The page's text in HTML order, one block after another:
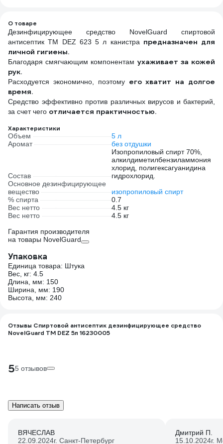
О товаре
Дезинфицирующее средство NovelGuard спиртовой
антисептик ТМ DEZ 623 5 л канистра предназначен для
личной гигиены.
Благодаря смягчающим компонентам ухаживает за кожей
рук.
Расходуется экономично, поэтомуего хватит на долгое
время.
Средство эффективно против различных вирусов и бактерий,
за счет чего отличается практичностью.
Характеристики
Объем
5 л
Аромат
без отдушки
Состав
Изопропиловый спирт 70%,
алкилдиметилбензиламмония
хлорид, полигексагуанидина
гидрохлорид.
Основное дезинфицирующее
вещество
изопропиловый спирт
% спирта
0.7
Вес нетто
4.5 кг
Вес нетто
4.5 кг
Гарантия производителя
на товары NovelGuard
Упаковка
Единица товара: Штука
Вес, кг: 4.5
Длина, мм: 150
Ширина, мм: 190
Высота, мм: 240
Отзывы Спиртовой антисептик дезинфицирующее средство
NovelGuard ТМ DEZ 5л 16230005
55 отзывов
Написать отзыв
ВЯЧЕСЛАВ
22.09.2024г. Санкт-Петербург
Дмитрий П.
15.10.2024г.